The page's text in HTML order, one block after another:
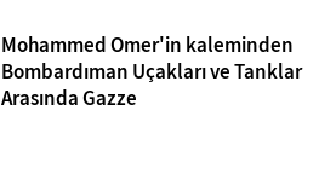
Mohammed Omer'in kaleminden
Bombardıman Uçakları ve Tanklar
Arasında Gazze